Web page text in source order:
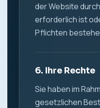
der Website
erforderlich ist
Pflichten
6. Ihre Rechte
Sie haben im
gesetzlichen